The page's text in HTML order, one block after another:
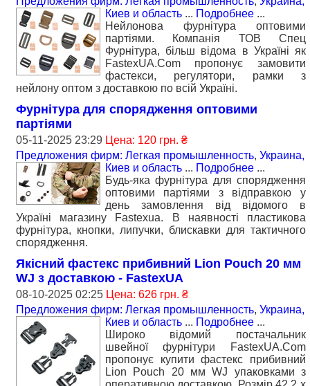
Киев и область ... Подробнее ...
Нейлонова фурнітура оптовими
партіями. Компанія ТОВ Спец
Фурнітура, більш відома в Україні як
FastexUA.Com пропонує замовити
фастекси, регулятори, рамки з
нейлону оптом з доставкою по всій Україні.
Фурнітура для спорядження оптовими
партіями
05-11-2025 23:29 Цена: 120 грн. ₴
Предложения фирм: Легкая промышленность, Украина,
Киев и область ... Подробнее ...
Будь-яка фурнітура для спорядження
оптовими партіями з відправкою у
день замовлення від відомого в
Україні магазину Fastexua. В наявності пластикова
фурнітура, кнопки, липучки, блискавки для тактичного
спорядження.
Якісний фастекс прибивний Lion Pouch 20 мм
WJ з доставкою - FastexUA
08-10-2025 02:25 Цена: 626 грн. ₴
Предложения фирм: Легкая промышленность, Украина,
Киев и область ... Подробнее ...
Широко відомий постачальник
швейної фурнітури FastexUA.Com
пропонує купити фастекс прибивний
Lion Pouch 20 мм WJ упаковками з